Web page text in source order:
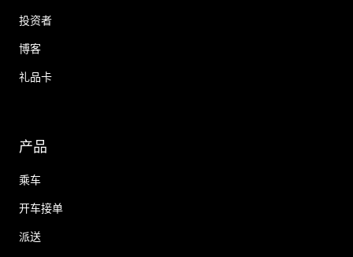
投资者
博客
礼品卡
产品
乘车
开车接单
派送